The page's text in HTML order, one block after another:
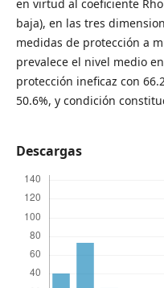
en virtud al coeficiente
baja), en las tres
medidas de protección a
prevalece el nivel medio
protección ineficaz con
50.6%, y condición
Descargas